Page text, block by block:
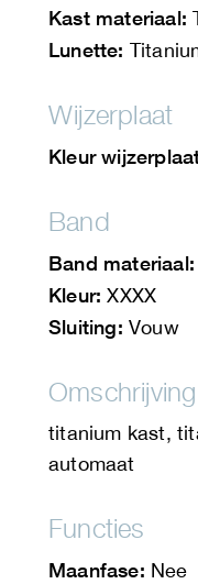
Kast materiaal:
Lunette:
Wijzerplaat
Kleur
Band
Band materiaal:
Kleur: XXXX
Sluiting: Vouw
Omschrijving
titanium kast,
automaat
Functies
Maanfase: Nee